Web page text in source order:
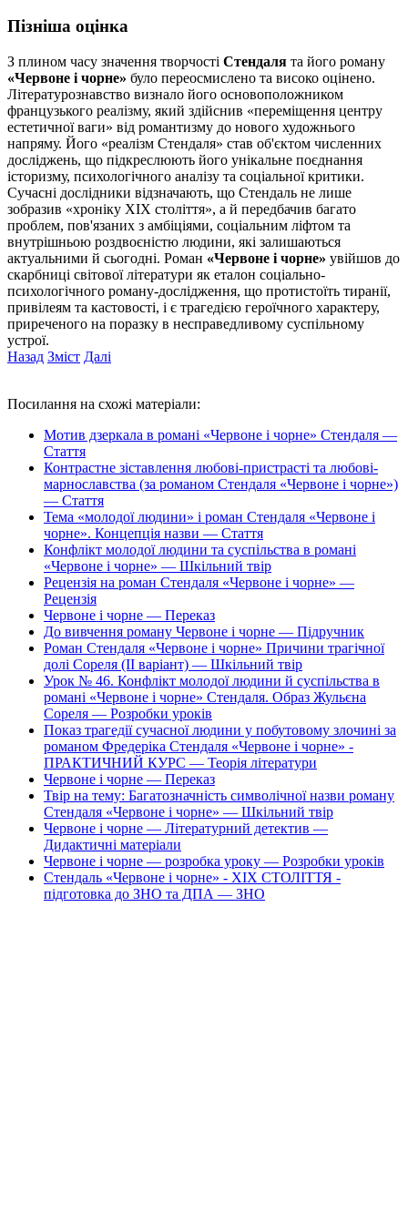
Пізніша оцінка
З плином часу значення творчості Стендаля та його роману
«Червоне і чорне» було переосмислено та високо оцінено.
Літературознавство визнало його основоположником
французького реалізму, який здійснив «переміщення центру
естетичної ваги» від романтизму до нового художнього
напряму. Його «реалізм Стендаля» став об'єктом численних
досліджень, що підкреслюють його унікальне поєднання
історизму, психологічного аналізу та соціальної критики.
Сучасні дослідники відзначають, що Стендаль не лише
зобразив «хроніку XIX століття», а й передбачив багато
проблем, пов'язаних з амбіціями, соціальним ліфтом та
внутрішньою роздвоєністю людини, які залишаються
актуальними й сьогодні. Роман «Червоне і чорне» увійшов до
скарбниці світової літератури як еталон соціально-
психологічного роману-дослідження, що протистоїть тиранії,
привілеям та кастовості, і є трагедією героїчного характеру,
приреченого на поразку в несправедливому суспільному
устрої.
Назад Зміст Далі
Посилання на схожі матеріали:
Мотив дзеркала в романі «Червоне і чорне» Стендаля —
Стаття
Контрастне зіставлення любові-пристрасті та любові-
марнославства (за романом Стендаля «Червоне і чорне»)
— Стаття
Тема «молодої людини» і роман Стендаля «Червоне і
чорне». Концепція назви — Стаття
Конфлікт молодої людини та суспільства в романі
«Червоне і чорне» — Шкільний твір
Рецензія на роман Стендаля «Червоне і чорне» —
Рецензія
Червоне і чорне — Переказ
До вивчення роману Червоне і чорне — Підручник
Роман Стендаля «Червоне і чорне» Причини трагічної
долі Сореля (II варіант) — Шкільний твір
Урок № 46. Конфлікт молодої людини й суспільства в
романі «Червоне і чорне» Стендаля. Образ Жульєна
Сореля — Розробки уроків
Показ трагедії сучасної людини у побутовому злочині за
романом Фредеріка Стендаля «Червоне і чорне» -
ПРАКТИЧНИЙ КУРС — Теорія літератури
Червоне і чорне — Переказ
Твір на тему: Багатозначність символічної назви роману
Стендаля «Червоне і чорне» — Шкільний твір
Червоне і чорне — Літературний детектив —
Дидактичні матеріали
Червоне і чорне — розробка уроку — Розробки уроків
Стендаль «Червоне і чорне» - XIX СТОЛІТТЯ -
підготовка до ЗНО та ДПА — ЗНО